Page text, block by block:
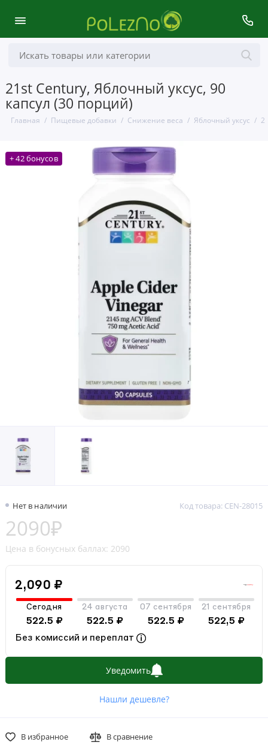
21st Century, Яблочный уксус, 90
капсул (30 порций)
Главная Пищевые добавки Снижение веса Яблочный уксус
+ 42 бонусов
Нет в наличии Код товара: CEN-28015
2090₽
Цена в бонусных баллах: 2090
2,090 ₽
Сегодня
522.5 ₽
24 августа
522.5 ₽
07 сентября
522.5 ₽
21 сентября
522,5 ₽
Без комиссий и переплат
Уведомить
Нашли дешевле?
В избранное В сравнение